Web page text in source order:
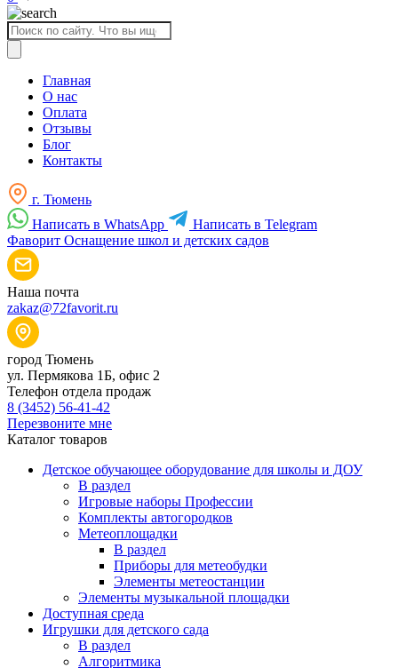
Поиск
товаров
Главная
О нас
Оплата
Отзывы
Блог
Контакты
г. Тюмень
Написать в WhatsApp
Написать в Telegram
Фаворит Оснащение школ и детских садов
Наша почта
zakaz@72favorit.ru
город Тюмень
ул. Пермякова 1Б, офис 2
Телефон отдела продаж
8 (3452) 56-41-42
Перезвоните мне
Каталог товаров
Детское обучающее оборудование для школы и ДОУ
В раздел
Игровые наборы Профессии
Комплекты автогородков
Метеоплощадки
В раздел
Приборы для метеобудки
Элементы метеостанции
Элементы музыкальной площадки
Доступная среда
Игрушки для детского сада
В раздел
Алгоритмика